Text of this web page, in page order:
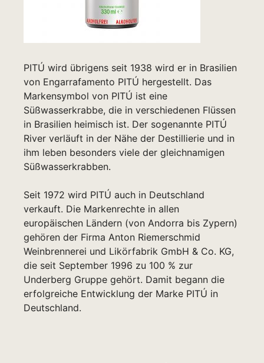
PITÚ wird übrigens seit 1938 wird er in Brasilien
von Engarrafamento PITÚ hergestellt. Das
Markensymbol von PITÚ ist eine
Süßwasserkrabbe, die in verschiedenen Flüssen
in Brasilien heimisch ist. Der sogenannte PITÚ
River verläuft in der Nähe der Destillierie und in
ihm leben besonders viele der gleichnamigen
Süßwasserkrabben.
Seit 1972 wird PITÚ auch in Deutschland
verkauft. Die Markenrechte in allen
europäischen Ländern (von Andorra bis Zypern)
gehören der Firma Anton Riemerschmid
Weinbrennerei und Likörfabrik GmbH & Co. KG,
die seit September 1996 zu 100 % zur
Underberg Gruppe gehört. Damit begann die
erfolgreiche Entwicklung der Marke PITÚ in
Deutschland.